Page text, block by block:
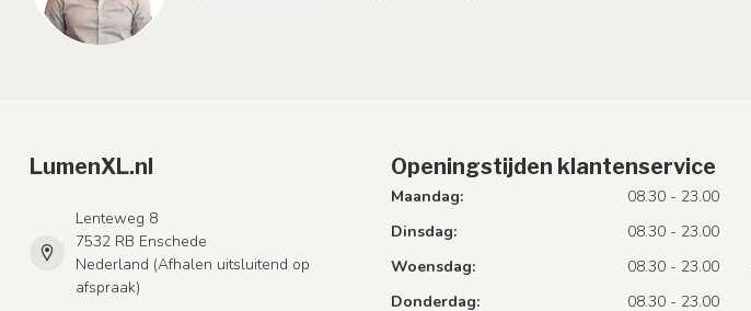
LumenXL.nl
Lenteweg 8
7532 RB Enschede
Nederland (Afhalen uitsluitend op
afspraak)
Openingstijden klantenservice
Maandag:
08.30 - 23.00
Dinsdag:
08.30 - 23.00
Woensdag:
08.30 - 23.00
Donderdag:
08.30 - 23.00